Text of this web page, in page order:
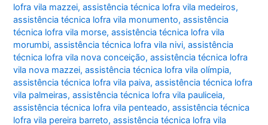
lofra vila mazzei,assistência técnica lofra vila medeiros,
assistência técnica lofra vila monumento,assistência
técnica lofra vila morse,assistência técnica lofra vila
morumbi,assistência técnica lofra vila nivi,assistência
técnica lofra vila nova conceição,assistência técnica lofra
vila nova mazzei,assistência técnica lofra vila olímpia,
assistência técnica lofra vila paiva,assistência técnica lofra
vila palmeiras,assistência técnica lofra vila pauliceia,
assistência técnica lofra vila penteado,assistência técnica
lofra vila pereira barreto,assistência técnica lofra vila